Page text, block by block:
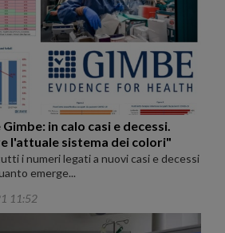
in calo casi e decessi.
l'attuale sistema dei colori"
i numeri legati a nuovi casi e decessi
emerge...
11:52